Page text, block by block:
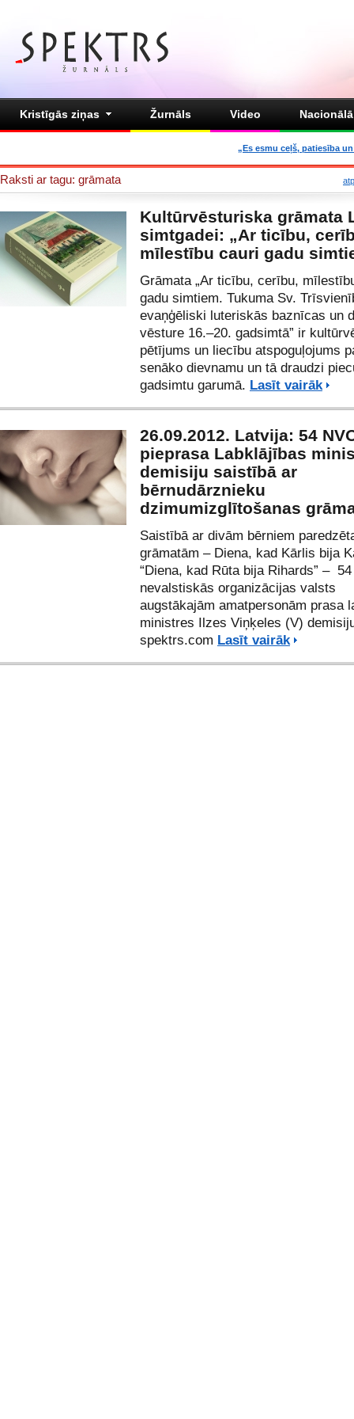
Kristīgās ziņas Žurnāls Video
„Es esmu ceļš, patiesība
Raksti ar tagu: grāmata
Kultūrvēsturiska grāmata
simtgadei: „Ar ticību,
mīlestību cauri gadu
Grāmata „Ar ticību, cerību,
gadu simtiem. Tukuma Sv.
evaņģēliski luteriskās baznīcas un
vēsture 16.–20. gadsimtā” ir
pētījums un liecību atspoguļojums
senāko dievnamu un tā draudzi
gadsimtu garumā. Lasīt vairāk
26.09.2012. Latvija: 54
pieprasa Labklājības
demisiju saistībā ar
bērnudārznieku
dzimumizglītošanas
Saistībā ar divām bērniem
grāmatām – Diena, kad Kārlis bija
“Diena, kad Rūta bija Rihards” – 54
nevalstiskās organizācijas valsts
augstākajām amatpersonām prasa
ministres Ilzes Viņķeles (V)
spektrs.com Lasīt vairāk